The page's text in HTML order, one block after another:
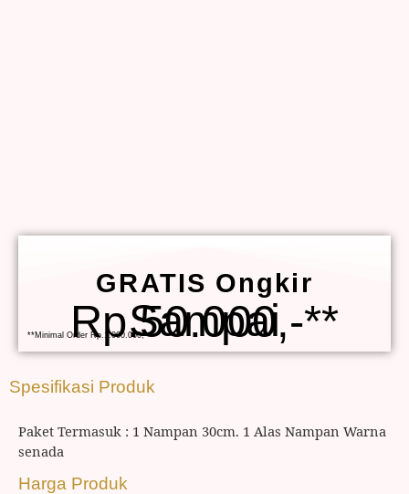
GRATIS Ongkir
Sampai Rp.50.000,-**
**Minimal Order Rp.1.000.000,-
Spesifikasi Produk
Paket Termasuk : 1 Nampan 30cm. 1 Alas Nampan Warna
senada
Harga Produk